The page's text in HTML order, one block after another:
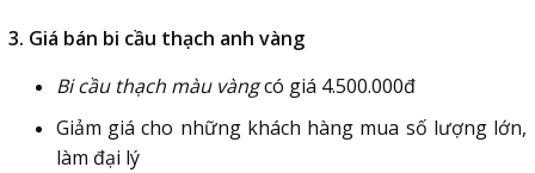
3. Giá bán bi cầu thạch anh vàng
Bi cầu thạch màu vàngcó giá 4.500.000đ
Giảm giá cho những khách hàng mua số lượng lớn,
làm đại lý